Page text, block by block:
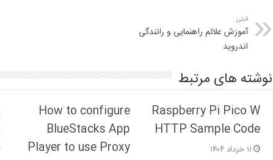
قبلی
آموزش علائم راهنمایی و رانندگی
اندروید
نوشته های مرتبط
Raspberry Pi Pico W
HTTP Sample Code
۱۱ خرداد ۱۴۰۴
How to configure
BlueStacks App
Player to use Proxy